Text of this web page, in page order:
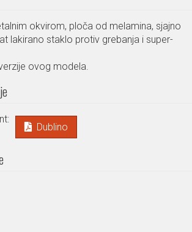
okvirom, ploča od melamina, sjajno
lakirano staklo protiv grebanja i super-
ovog modela.
Dublino